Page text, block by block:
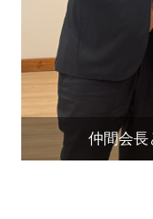
仲間会長